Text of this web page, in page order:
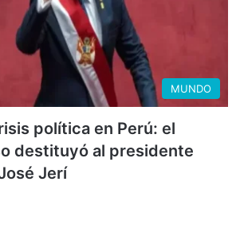
MUNDO
política en Perú: el
destituyó al presidente
Jerí